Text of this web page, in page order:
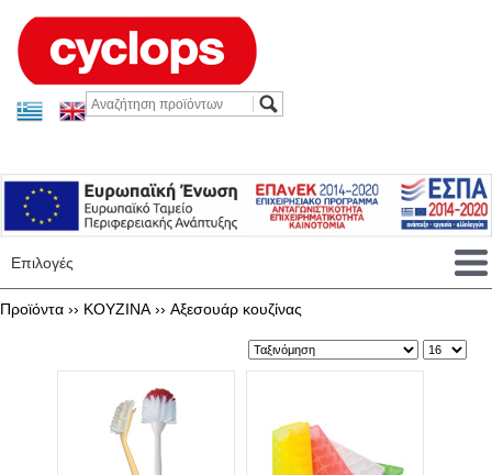
Επιλογές
Προϊόντα ›› KOYZINA›› Αξεσουάρ κουζίνας